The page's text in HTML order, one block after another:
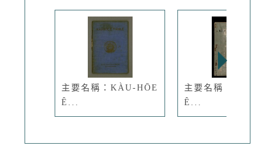
主要名稱：KÀU-HŌE
Ê...
主要名稱：KÀU-
Ê...